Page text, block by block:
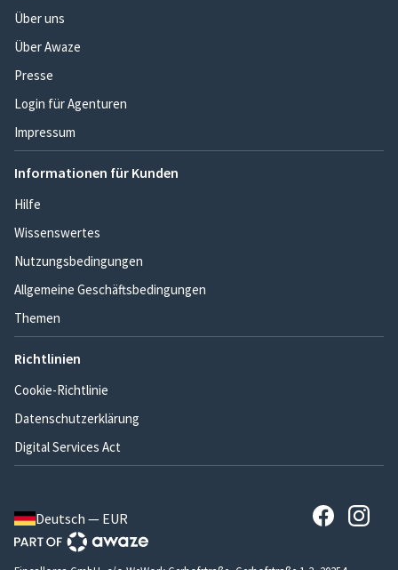
Über uns
Über Awaze
Presse
Login für Agenturen
Impressum
Informationen für Kunden
Hilfe
Wissenswertes
Nutzungsbedingungen
Allgemeine Geschäftsbedingungen
Themen
Richtlinien
Cookie-Richtlinie
Datenschutzerklärung
Digital Services Act
Deutsch — EUR